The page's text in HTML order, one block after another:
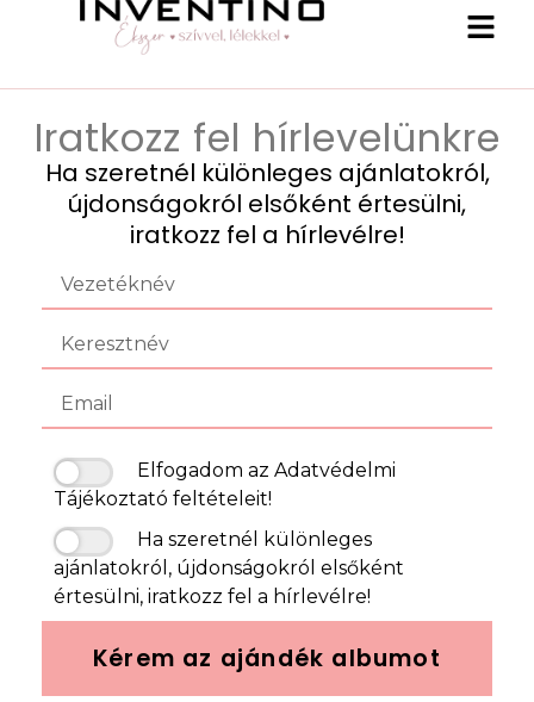
Iratkozz fel hírlevelünkre
Ha szeretnél különleges ajánlatokról,
újdonságokról elsőként értesülni,
iratkozz fel a hírlevélre!
Elfogadom az Adatvédelmi
Tájékoztató feltételeit!
Ha szeretnél különleges
ajánlatokról, újdonságokról elsőként
értesülni, iratkozz fel a hírlevélre!
Kérem az ajándék albumot